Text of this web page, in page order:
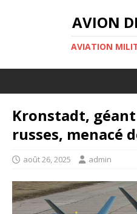
AVION
AVIATION
Kronstadt,
russes, menacé
août 26, 2025 admin